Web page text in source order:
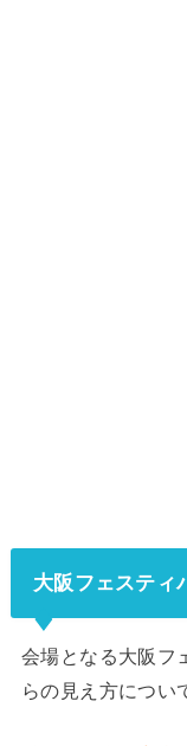
大阪フェスティ
会場となる大阪フ
らの見え方につい